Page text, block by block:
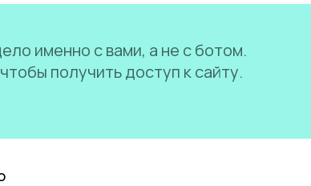
именно с вами, а не с ботом.
получить доступ к сайту.